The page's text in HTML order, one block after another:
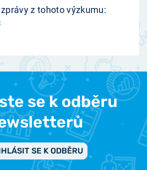
z tohoto výzkumu:
se k odběru
SE K ODBĚRU